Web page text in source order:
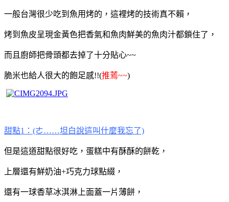
一般台灣很少吃到魚用烤的，這裡烤的技術真不賴，
烤到魚皮呈現金黃色把香氣和魚肉鮮美的魚肉汁都鎖住了，
而且廚師把骨頭都去掉了十分貼心~~
脆米也給人很大的飽足感!!(推蔫~~)
甜點1：(ㄜ……坦白說這叫什麼我忘了)
但是這道甜點很好吃，蛋糕中有酥酥的餅乾，
上層還有鮮奶油+巧克力球點綴，
還有一球香草冰淇淋上面蓋一片薄餅，